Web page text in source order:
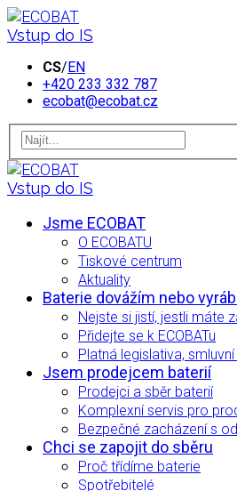
Vstup do IS
CS/EN
+420 233 332 787
ecobat@ecobat.cz
Vstup do IS
Jsme ECOBAT
O ECOBATU
Tiskové centrum
Aktuality
Baterie dovážím nebo
Nejste si jistí, jestli máte
Přidejte se k ECOBATu
Platná legislativa,
Jsem prodejcem baterií
Prodejci a sběr baterií
Komplexní servis pro
Bezpečné zacházení s
Chci se zapojit do sběru
Proč třídíme baterie
Spotřebitelé